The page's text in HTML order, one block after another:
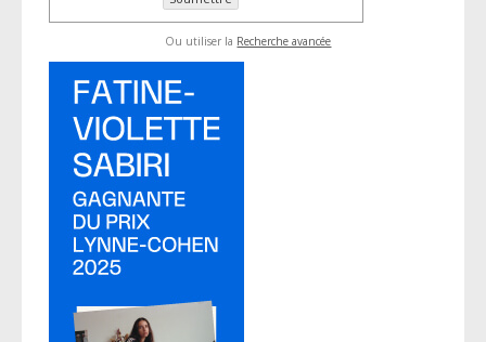
Ou utiliser la Recherche avancée